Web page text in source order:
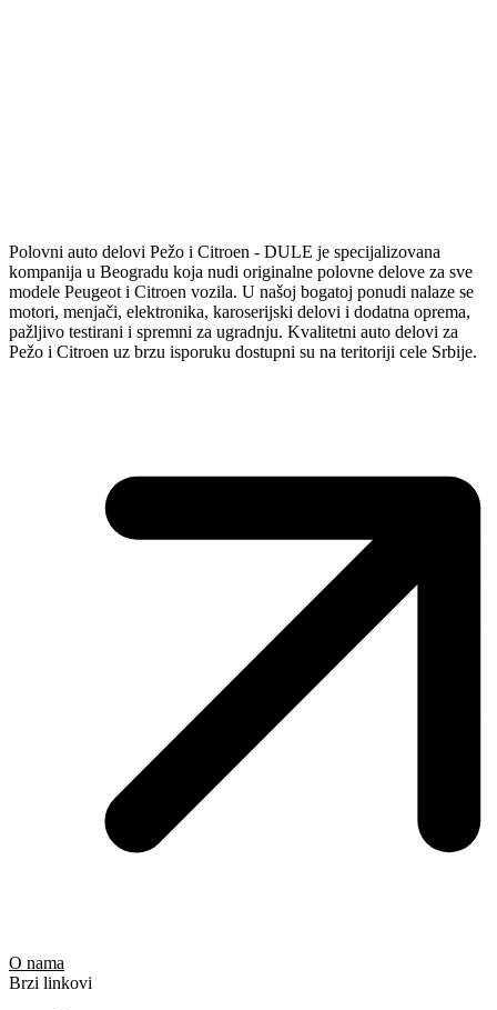
Polovni auto delovi Pežo i Citroen - DULE je specijalizovana
kompanija u Beogradu koja nudi originalne polovne delove za sve
modele Peugeot i Citroen vozila. U našoj bogatoj ponudi nalaze se
motori, menjači, elektronika, karoserijski delovi i dodatna oprema,
pažljivo testirani i spremni za ugradnju. Kvalitetni auto delovi za
Pežo i Citroen uz brzu isporuku dostupni su na teritoriji cele Srbije.
O nama
Brzi linkovi